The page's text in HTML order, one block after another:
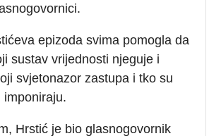
epizoda svima pomogla da
sustav vrijednosti njeguje i
svjetonazor zastupa i tko su
imponiraju.
Hrstić je bio glasnogovornik